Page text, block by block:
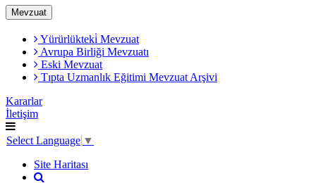
Mevzuat
Yürürlükteki̇ Mevzuat
Avrupa Birliği Mevzuatı
Eski Mevzuat
Tıpta Uzmanlık Eğitimi Mevzuat Arşivi
Kararlar
İletişim
Select Language ▼
Site Haritası